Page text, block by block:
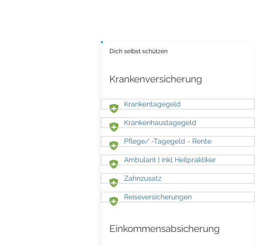
Dich selbst schützen
Krankenversicherung
Krankentagegeld
Pflege/ -Tagegeld - Rente
Krankenhaustagegeld
Ambulant | inkl Heilpraktiker
Zahnzusatz
Reiseversicherungen
Einkommensabsicherung